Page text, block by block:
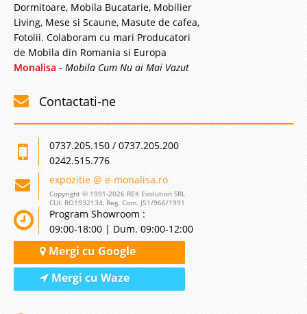
Dormitoare, Mobila Bucatarie, Mobilier
Living, Mese si Scaune, Masute de cafea,
Fotolii. Colaboram cu mari Producatori
de Mobila din Romania si Europa
Monalisa - Mobila Cum Nu ai Mai Vazut
Contactati-ne
0737.205.150 / 0737.205.200
0242.515.776
expozitie @ e-monalisa.ro
Copyright © 1991-2026 REK Evolution SRL
CUI: RO1932134, Reg. Com. J51/966/1991
Program Showroom :
09:00-18:00 | Dum. 09:00-12:00
Mergi cu Google
Mergi cu Waze